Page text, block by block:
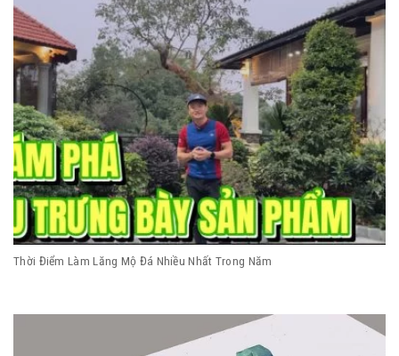
Thời Điểm Làm Lăng Mộ Đá Nhiều Nhất Trong Năm